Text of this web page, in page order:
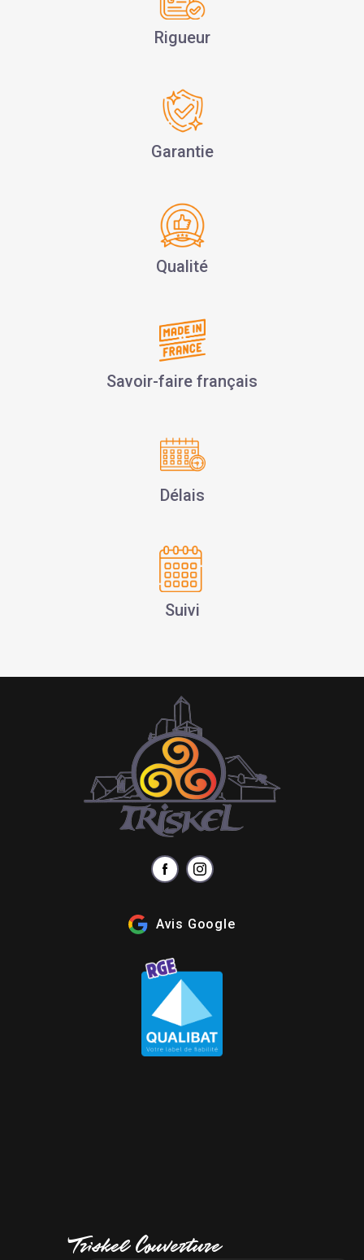
Rigueur
Garantie
Qualité
Savoir-faire français
Délais
Suivi
Avis Google
Triskel Couverture